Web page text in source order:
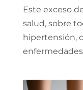
Este exceso
salud, sobre
hipertensión,
enfermedades